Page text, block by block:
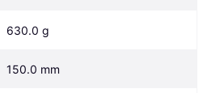
630.0 g
150.0 mm